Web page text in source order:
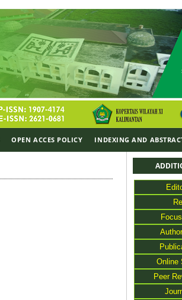
Online
Peer
OPEN ACCES POLICY INDEXING AND